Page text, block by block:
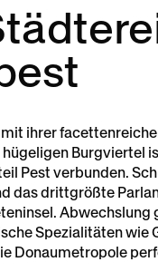
ihrer
Burgviertel
Pest verbunden.
das drittgrößte
Spezialitäten wie
Donaumetropole